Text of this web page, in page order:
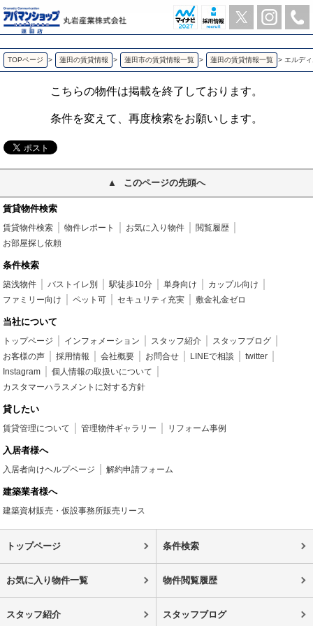
エルディム峯パートⅡ 蓮田の2DK賃貸アパート | アパマンショップ蓮田店-丸岩産業株式会社-
TOPページ > 蓮田の賃貸情報 > 蓮田市の賃貸情報一覧 > 蓮田の賃貸情報一覧 > エルデ
こちらの物件は掲載を終了しております。
条件を変えて、再度検索をお願いします。
このページの先頭へ
賃貸物件検索
賃貸物件検索 物件レポート お気に入り物件
閲覧履歴
お部屋探し依頼
条件検索
築浅物件 バストイレ別 駅徒歩10分 単身向け
カップル向け
ファミリー向け
ペット可 セキュリティ充実 敷金礼金ゼロ
当社について
トップページ インフォメーション スタッフ紹介
スタッフブログ
お客様の声
採用情報 会社概要 お問合せ LINEで相談
twitter
Instagram
個人情報の取扱いについて
カスタマーハラスメントに対する方針
貸したい
賃貸管理について 管理物件ギャラリー リフォーム事例
入居者様へ
入居者向けヘルプページ 解約申請フォーム
建築業者様へ
建築資材販売・仮設事務所販売リース
トップページ 条件検索
お気に入り物件一覧 物件閲覧履歴
スタッフ紹介 スタッフブログ